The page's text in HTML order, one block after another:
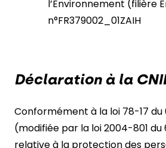
l’Environnement (filière
n°FR379002_01ZAIH
Déclaration à la
Conformément à la loi 78-17 du
(modifiée par la loi 2004-801 du
relative à la protection des